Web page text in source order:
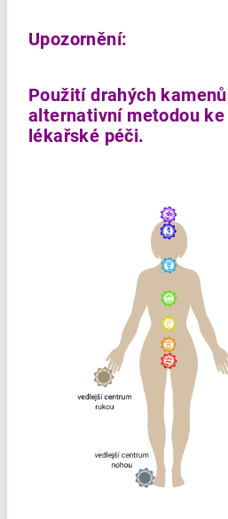
Upozornění:
Použití drahých
alternativní metodou
lékařské péči.